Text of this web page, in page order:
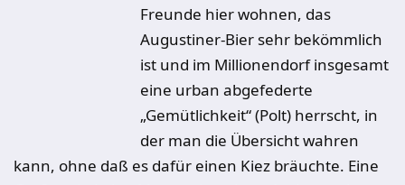
Freunde hier wohnen, das
Augustiner-Bier sehr bekömmlich
ist und im Millionendorf insgesamt
eine urban abgefederte
„Gemütlichkeit“ (Polt) herrscht, in
der man die Übersicht wahren
kann, ohne daß es dafür einen Kiez bräuchte. Eine